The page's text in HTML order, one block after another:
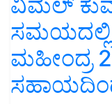
ಸಮಯದಲ್ಲಿ
ಮಹೀಂದ್ರ